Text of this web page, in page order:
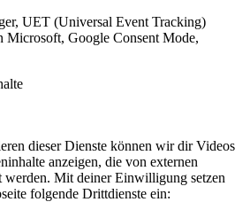
UET (Universal Event Tracking)
Microsoft, Google Consent Mode,
dieser Dienste können wir dir Videos
anzeigen, die von externen
werden. Mit deiner Einwilligung setzen
folgende Drittdienste ein: